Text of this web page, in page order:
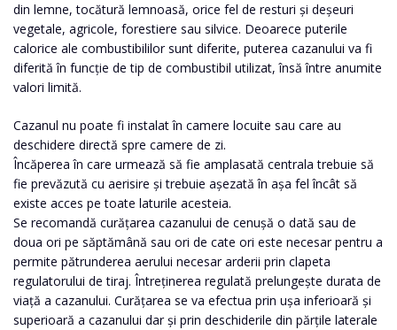
din lemne, tocătură lemnoasă, orice fel de resturi și deșeuri
vegetale, agricole, forestiere sau silvice. Deoarece puterile
calorice ale combustibililor sunt diferite, puterea cazanului va fi
diferită în funcție de tip de combustibil utilizat, însă între anumite
valori limită.
Cazanul nu poate fi instalat în camere locuite sau care au
deschidere directă spre camere de zi.
Încăperea în care urmează să fie amplasată centrala trebuie să
fie prevăzută cu aerisire și trebuie așezată în așa fel încât să
existe acces pe toate laturile acesteia.
Se recomandă curățarea cazanului de cenușă o dată sau de
doua ori pe săptămână sau ori de cate ori este necesar pentru a
permite pătrunderea aerului necesar arderii prin clapeta
regulatorului de tiraj. Întreținerea regulată prelungește durata de
viață a cazanului. Curățarea se va efectua prin ușa inferioară și
superioară a cazanului dar și prin deschiderile din părțile laterale